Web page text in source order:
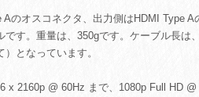
のオスコネクタ、出力側はHDMI Type A
です。重量は、350gです。ケーブル長は
となっています。
x 2160p @ 60Hz まで、1080p Full HD @